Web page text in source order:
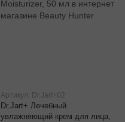
Артикул: Dr.Jart+02
Dr.Jart+ Лечебный
увлажняющий крем для лица,